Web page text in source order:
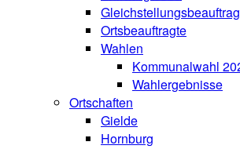
Ortsbeauftragte
Wahlen
Kommunalwahl
Wahlergebnisse
Ortschaften
Gielde
Hornburg